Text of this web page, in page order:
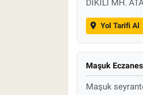
DİKİLİ MH.
Yol Tarifi Al
Maşuk
Maşuk